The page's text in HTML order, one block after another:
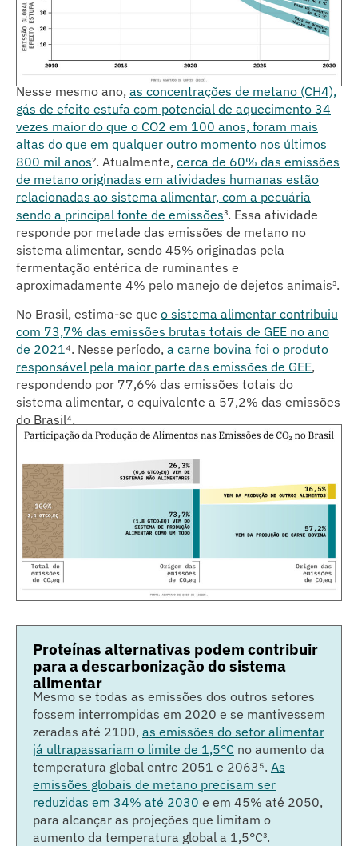
Nesse mesmo ano,as concentrações de metano (CH4),
gás de efeito estufa com potencial de aquecimento 34
vezes maior do que o CO2 em 100 anos, foram mais
altas do que em qualquer outro momento nos últimos
800 mil anos². Atualmente, cerca de 60% das emissões
de metano originadas em atividades humanas estão
relacionadas ao sistema alimentar, com a pecuária
sendo a principal fonte de emissões³. Essa atividade
responde por metade das emissões de metano no
sistema alimentar, sendo 45% originadas pela
fermentação entérica de ruminantes e
aproximadamente 4% pelo manejo de dejetos animais³.
No Brasil, estima-se que o sistema alimentar contribuiu
com 73,7% das emissões brutas totais de GEE no ano
de 2021⁴. Nesse período, a carne bovina foi o produto
responsável pela maior parte das emissões de GEE,
respondendo por 77,6% das emissões totais do
sistema alimentar, o equivalente a 57,2% das emissões
do Brasil⁴.
Proteínas alternativas podem contribuir
para a descarbonização do sistema
alimentar
Mesmo se todas as emissões dos outros setores
fossem interrompidas em 2020 e se mantivessem
zeradas até 2100, as emissões do setor alimentar
já ultrapassariam o limite de 1,5°C no aumento da
temperatura global entre 2051 e 2063⁵. As
emissões globais de metano precisam ser
reduzidas em 34% até 2030 e em 45% até 2050,
para alcançar as projeções que limitam o
aumento da temperatura global a 1,5°C³.